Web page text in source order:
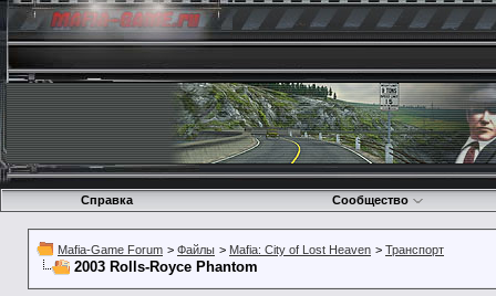
Справка Сообщество
Mafia-Game Forum > Файлы > Mafia: City of Lost Heaven > Транспорт
2003 Rolls-Royce Phantom